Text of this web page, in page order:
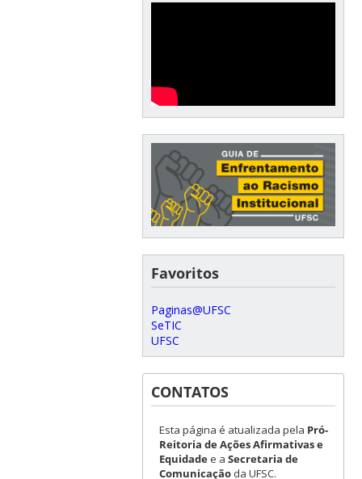
Favoritos
Paginas@UFSC
SeTIC
UFSC
CONTATOS
Esta página é atualizada pela Pró-
Reitoria de Ações Afirmativas e
Equidadee a Secretaria de
Comunicaçãoda UFSC.